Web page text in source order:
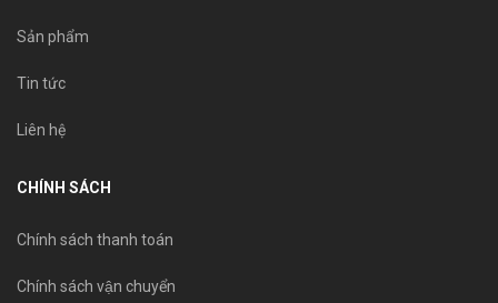
Sản phẩm
Tin tức
Liên hệ
CHÍNH SÁCH
Chính sách thanh toán
Chính sách vận chuyển